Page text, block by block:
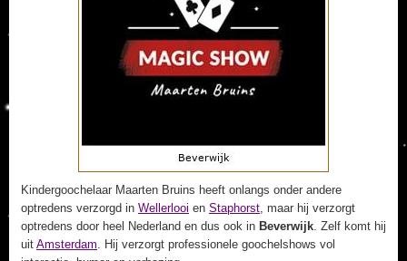
Kindergoochelaar Maarten Bruins heeft onlangs onder andere
optredens verzorgd in Wellerlooi en Staphorst, maar hij verzorgt
optredens door heel Nederland en dus ook in Beverwijk. Zelf komt hij
uit Amsterdam. Hij verzorgt professionele goochelshows vol